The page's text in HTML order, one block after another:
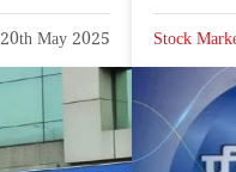
20th May 2025 Stock